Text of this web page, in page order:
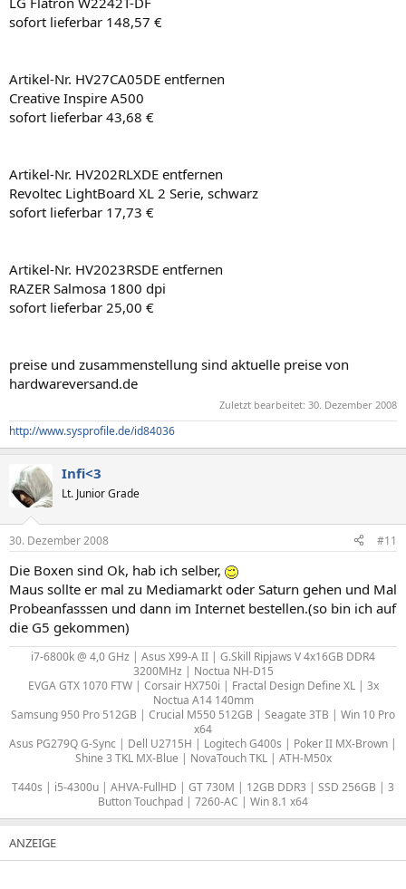
sofort lieferbar 148,57 €
Artikel-Nr. HV27CA05DE entfernen
Creative Inspire A500
sofort lieferbar 43,68 €
Artikel-Nr. HV202RLXDE entfernen
Revoltec LightBoard XL 2 Serie, schwarz
sofort lieferbar 17,73 €
Artikel-Nr. HV2023RSDE entfernen
RAZER Salmosa 1800 dpi
sofort lieferbar 25,00 €
preise und zusammenstellung sind aktuelle preise von
hardwareversand.de
Zuletzt bearbeitet: 30. Dezember 2008
http://www.sysprofile.de/id84036
Infi<3
Lt. Junior Grade
30. Dezember 2008 #11
Die Boxen sind Ok, hab ich selber,
Maus sollte er mal zu Mediamarkt oder Saturn gehen und Mal
Probeanfasssen und dann im Internet bestellen.(so bin ich auf
die G5 gekommen)
i7-6800k @ 4,0 GHz | Asus X99-A II | G.Skill Ripjaws V 4x16GB DDR4
3200MHz | Noctua NH-D15
EVGA GTX 1070 FTW | Corsair HX750i | Fractal Design Define XL | 3x
Noctua A14 140mm
Samsung 950 Pro 512GB | Crucial M550 512GB | Seagate 3TB | Win 10 Pro
x64
Asus PG279Q G-Sync | Dell U2715H | Logitech G400s | Poker II MX-Brown |
Shine 3 TKL MX-Blue | NovaTouch TKL | ATH-M50x
T440s | i5-4300u | AHVA-FullHD | GT 730M | 12GB DDR3 | SSD 256GB | 3
Button Touchpad | 7260-AC | Win 8.1 x64